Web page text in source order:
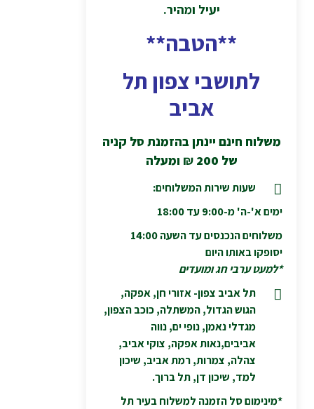
יעיל ומהיר.
**הטבה**
לתושבי צפון תל
אביב
משלוח חינם יינתן בהזמנת סל קניה
של 200
₪ ומעלה
שעות שירות המשלוחים:
ימים א'-ה' מ-9:00 עד 18:00
משלוחים הנכנסים עד השעה 14:00
יסופקו באותו היום
*למעט ערבי חג ומועדים
תל אביב צפון- אזורי חן, אפקה,
הגוש הגדול, המשתלה, כוכב הצפון,
מגדלי נאמן, נופי ים, נווה
אביבים,נאות אפקה, צוקי אביב,
צהלה, צמרות, רמת אביב, שיכון
למד, שיכון דן, תל ברוך.
*מינימום סל הזמנה למשלוח בעיר תל